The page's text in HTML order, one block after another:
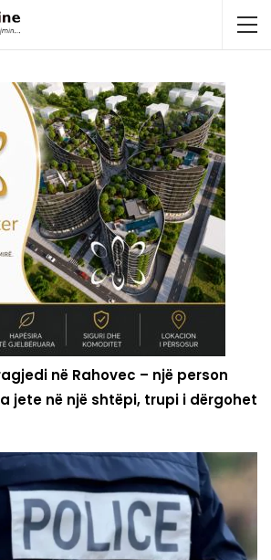
në Rahovec – një person
jete në një shtëpi, trupi i dërgohet